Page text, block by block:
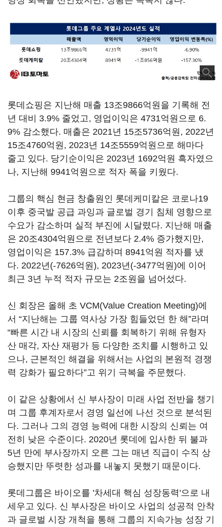
롯데쇼핑은 지난해 매출 13조9866억원을 기록해 전
년 대비 3.9% 줄었고, 영업이익은 4731억원으로 6.
9% 감소했다. 매출은 2021년 15조5736억원, 2022년
15조4760억원, 2023년 14조5559억원으로 해마다
줄고 있다. 당기순이익은 2023년 1692억원 흑자였으
나, 지난해 9941억원으로 적자 폭을 키웠다.
그룹의 핵심 현금 창출원인 롯데케미칼은 코로나19
이후 중국발 공급 과잉과 글로벌 경기 침체 영향으로
수요가 감소하며 실적 부진에 시달렸다. 지난해 매출
은 20조4304억원으로 전년보다 2.4% 증가했지만,
영업이익은 157.3% 급감하며 8941억원 적자를 냈
다. 2022년(-7626억원), 2023년(-3477억원)에 이어
최근 3년 누적 적자 규모는 2조원을 넘어섰다.
신 회장은 올해 초 VCM(Value Creation Meeting)에
서 “지난해는 그룹 역사상 가장 힘들었던 한 해”라며
“빠른 시간 내 시장의 신뢰를 회복하기 위해 유형자
산 매각, 자산 재평가 등 다양한 조치를 시행하고 있
으나, 근본적인 해결을 위해서는 사업의 본원적 경쟁
력 강화가 필요하다”고 위기 극복을 주문했다.
이 같은 상황에서 신 부사장이 미래 사업 전반을 챙기
며 그룹 후계자로서 경영 일선에 나선 것으로 분석된
다. 그러나 그의 경영 능력에 대한 시장의 신뢰는 여
전히 낮은 수준이다. 2020년 롯데에 입사한 뒤 불과
5년 만에 부사장까지 오른 그는 매년 직급이 수직 상
승했지만 뚜렷한 성과를 내놓지 못했기 때문이다.
롯데그룹은 바이오를 '차세대 핵심 성장동력'으로 내
세우고 있다. 신 부사장은 바이오 사업의 성공적 안착
과 글로벌 시장 개척을 통해 그룹의 지속가능 성장 기